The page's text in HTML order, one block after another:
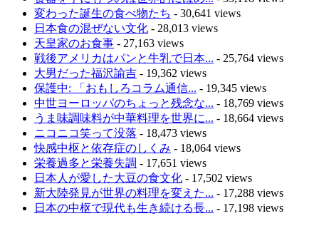
変わった誕生の食べ物たち - 30,641 views
日本食の混ぜない文化 - 28,013 views
天皇家のお食事 - 27,163 views
戦後アメリカはパンと牛乳で日本... - 25,764 views
大男だった福沢諭吉 - 19,362 views
保護中: 「おもしろコラム通信... - 19,345 views
中世ヨーロッパのちょっと残念な... - 18,769 views
うま味調味料が中華料理を世界に... - 18,664 views
ニコニコ笑って没落 - 18,473 views
快感中枢と依存症のしくみ - 18,064 views
栄養過多と栄養失調 - 17,651 views
日本人が愛した大豆の食文化 - 17,502 views
新大陸発見が世界の料理を変えた... - 17,288 views
日本の中枢で現代も生き続ける長... - 17,198 views